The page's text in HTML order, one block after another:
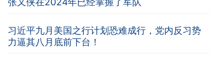
习近平九月美国之行计划恐难成行，党内反习势
力逼其八月底前下台！